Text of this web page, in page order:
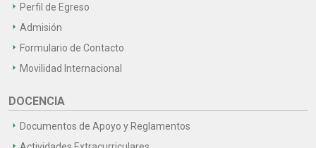
Perfil de Egreso
Admisión
Formulario de Contacto
Movilidad Internacional
DOCENCIA
Documentos de Apoyo y Reglamentos